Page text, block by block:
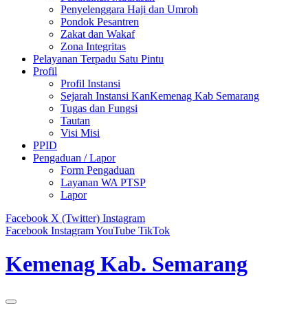
Penyelenggara Haji dan Umroh
Pondok Pesantren
Zakat dan Wakaf
Zona Integritas
Pelayanan Terpadu Satu Pintu
Profil
Profil Instansi
Sejarah Instansi KanKemenag Kab Semarang
Tugas dan Fungsi
Tautan
Visi Misi
PPID
Pengaduan / Lapor
Form Pengaduan
Layanan WA PTSP
Lapor
Facebook X (Twitter) Instagram
Facebook InstagramYouTube TikTok
Kemenag Kab. Semarang